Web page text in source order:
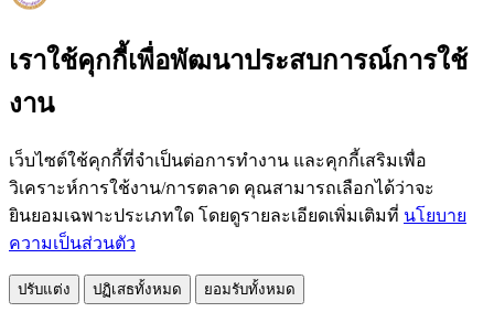
เราใช้คุกกี้เพื่อพัฒนาประสบการณ์การใช้
งาน
เว็บไซต์ใช้คุกกี้ที่จำเป็นต่อการทำงาน และคุกกี้เสริมเพื่อ
วิเคราะห์การใช้งาน/การตลาด คุณสามารถเลือกได้ว่าจะ
ยินยอมเฉพาะประเภทใด โดยดูรายละเอียดเพิ่มเติมที่ นโยบาย
ความเป็นส่วนตัว
ปรับแต่ง ปฏิเสธทั้งหมด ยอมรับทั้งหมด